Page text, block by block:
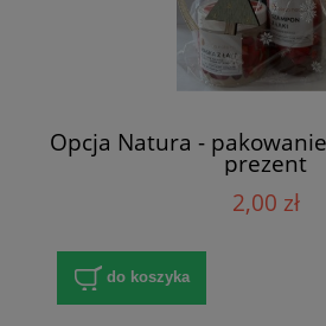
Opcja Natura -
prezent
2,00 zł
do koszyka